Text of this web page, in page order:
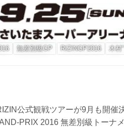
無差別級GP RIZINGP2016 木村
公式観戦ツアーが9月も開催
PRIX 2016 無差別級トーナ